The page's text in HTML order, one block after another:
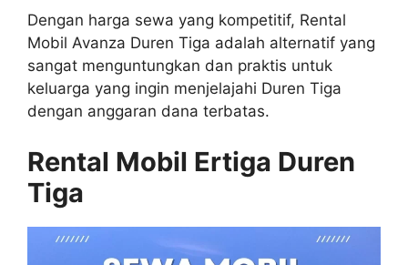
Dengan harga sewa yang kompetitif, Rental
Mobil Avanza Duren Tiga adalah alternatif yang
sangat menguntungkan dan praktis untuk
keluarga yang ingin menjelajahi Duren Tiga
dengan anggaran dana terbatas.
Rental Mobil Ertiga Duren
Tiga